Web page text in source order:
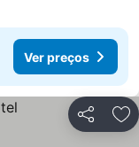
Ver preços
Partilhar